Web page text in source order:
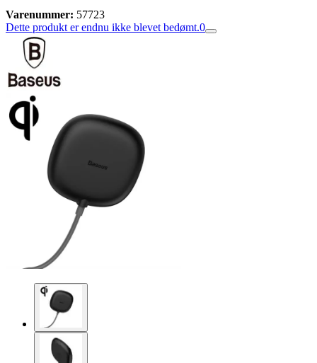
Varenummer: 57723
Dette produkt er endnu ikke blevet bedømt.0